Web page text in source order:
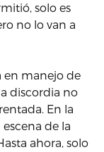
solo es
no lo van a
en manejo de
discordia no
En la
de la
ahora, solo